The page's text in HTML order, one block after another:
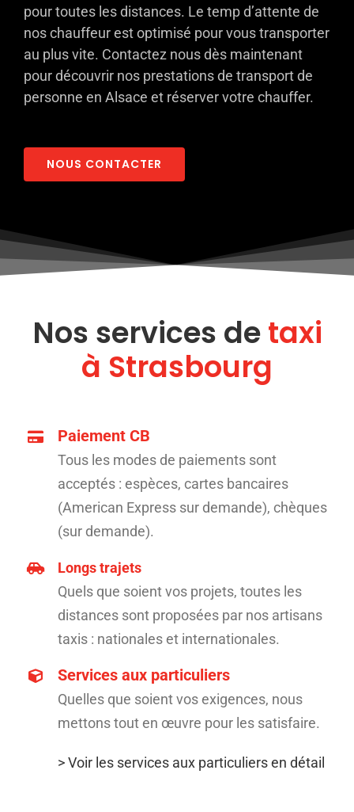
pour toutes les distances. Le temp d’attente de
nos chauffeur est optimisé pour vous transporter
au plus vite. Contactez nous dès maintenant
pour découvrir nos prestations de transport de
personne en Alsace et réserver votre chauffer.
NOUS CONTACTER
Nos services detaxi
à Strasbourg
Paiement CB
Tous les modes de paiements sont
acceptés : espèces, cartes bancaires
(American Express sur demande), chèques
(sur demande).
Longs trajets
Quels que soient vos projets, toutes les
distances sont proposées par nos artisans
taxis : nationales et internationales.
Services aux particuliers
Quelles que soient vos exigences, nous
mettons tout en œuvre pour les satisfaire.
> Voir les services aux particuliers en détail